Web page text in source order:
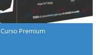
Curso Premium